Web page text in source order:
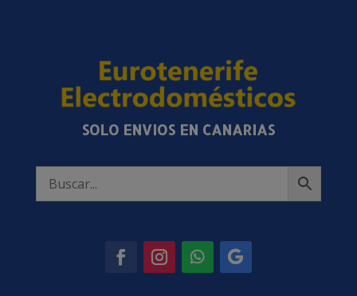
SOLO ENVIOS EN CANARIAS